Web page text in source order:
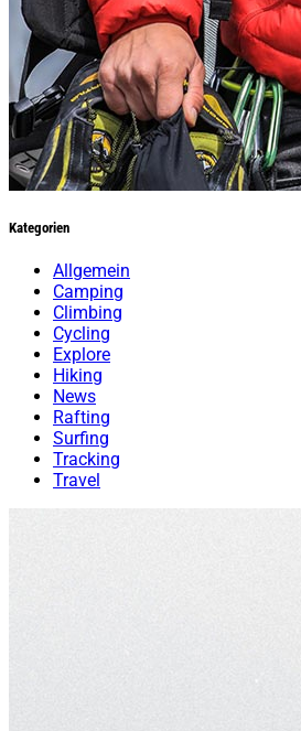
Kategorien
Allgemein
Camping
Climbing
Cycling
Explore
Hiking
News
Rafting
Surfing
Tracking
Travel